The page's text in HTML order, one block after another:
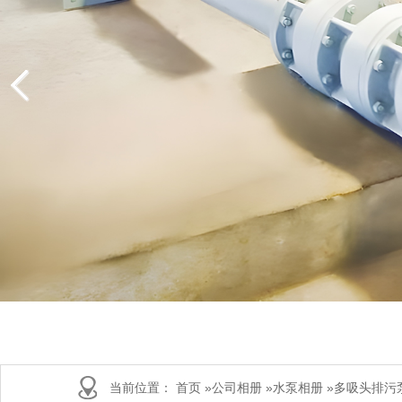
当前位置： 首页 »公司相册 »水泵相册 »多吸头排污